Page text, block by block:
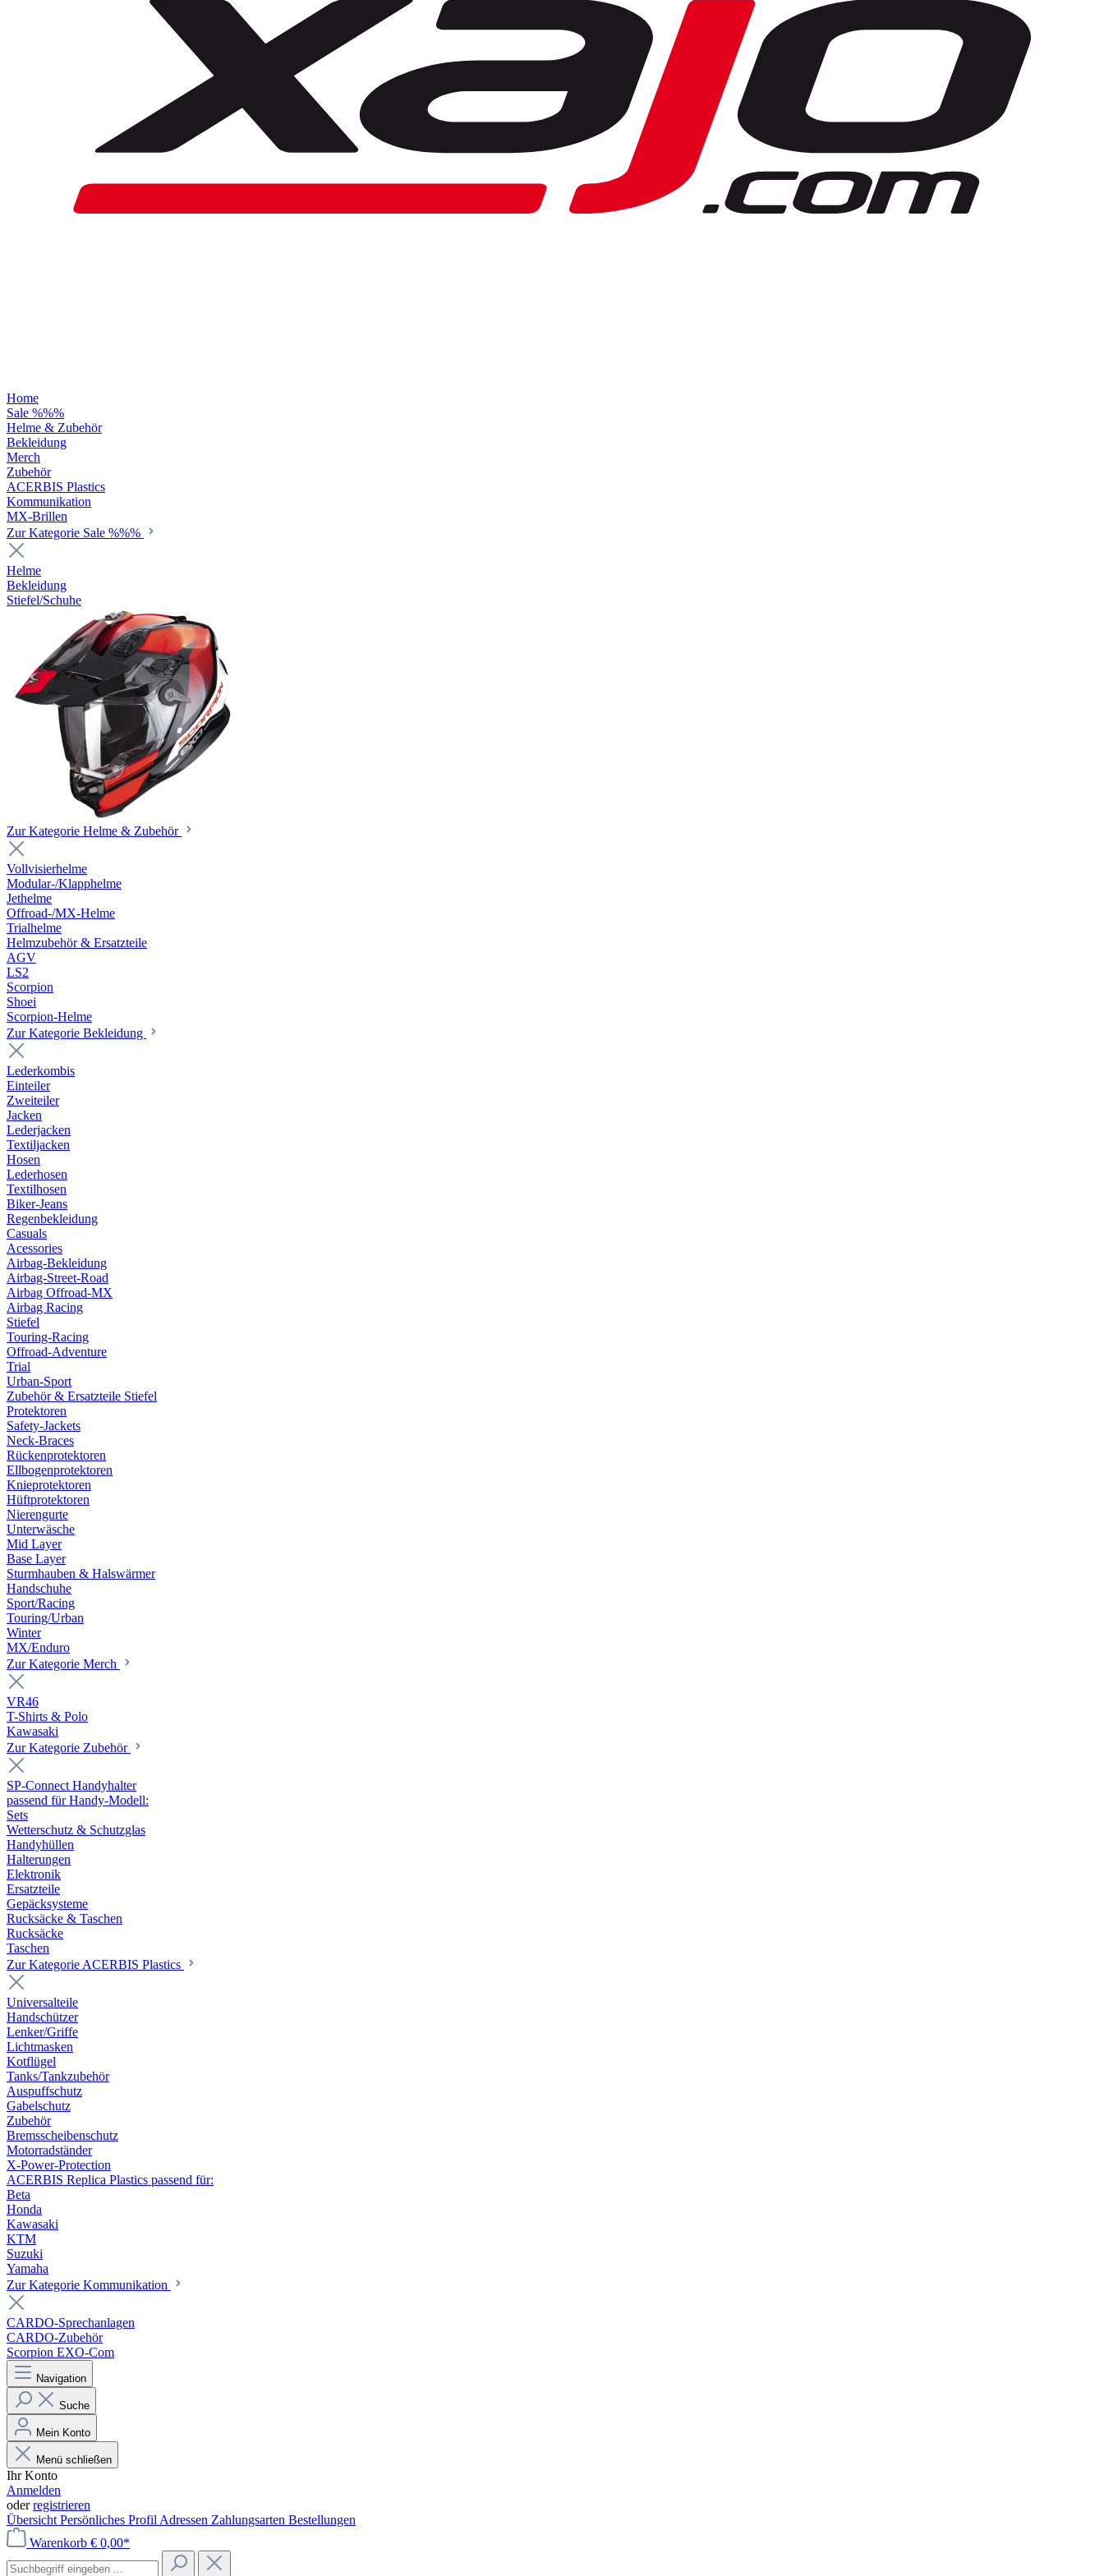
Home
Sale %%%
Helme & Zubehör
Bekleidung
Merch
Zubehör
ACERBIS Plastics
Kommunikation
MX-Brillen
Zur Kategorie Sale %%%
Helme
Bekleidung
Stiefel/Schuhe
Zur Kategorie Helme & Zubehör
Vollvisierhelme
Modular-/Klapphelme
Jethelme
Offroad-/MX-Helme
Trialhelme
Helmzubehör & Ersatzteile
AGV
LS2
Scorpion
Shoei
Scorpion-Helme
Zur Kategorie Bekleidung
Lederkombis
Einteiler
Zweiteiler
Jacken
Lederjacken
Textiljacken
Hosen
Lederhosen
Textilhosen
Biker-Jeans
Regenbekleidung
Casuals
Acessories
Airbag-Bekleidung
Airbag-Street-Road
Airbag Offroad-MX
Airbag Racing
Stiefel
Touring-Racing
Offroad-Adventure
Trial
Urban-Sport
Zubehör & Ersatzteile Stiefel
Protektoren
Safety-Jackets
Neck-Braces
Rückenprotektoren
Ellbogenprotektoren
Knieprotektoren
Hüftprotektoren
Nierengurte
Unterwäsche
Mid Layer
Base Layer
Sturmhauben & Halswärmer
Handschuhe
Sport/Racing
Touring/Urban
Winter
MX/Enduro
Zur Kategorie Merch
VR46
T-Shirts & Polo
Kawasaki
Zur Kategorie Zubehör
SP-Connect Handyhalter
passend für Handy-Modell:
Sets
Wetterschutz & Schutzglas
Handyhüllen
Halterungen
Elektronik
Ersatzteile
Gepäcksysteme
Rucksäcke & Taschen
Rucksäcke
Taschen
Zur Kategorie ACERBIS Plastics
Universalteile
Handschützer
Lenker/Griffe
Lichtmasken
Kotflügel
Tanks/Tankzubehör
Auspuffschutz
Gabelschutz
Zubehör
Bremsscheibenschutz
Motorradständer
X-Power-Protection
ACERBIS Replica Plastics passend für:
Beta
Honda
Kawasaki
KTM
Suzuki
Yamaha
Zur Kategorie Kommunikation
CARDO-Sprechanlagen
CARDO-Zubehör
Scorpion EXO-Com
Navigation
Suche
Mein Konto
Menü schließen
Ihr Konto
Anmelden
oderregistrieren
Übersicht Persönliches Profil Adressen Zahlungsarten Bestellungen
Warenkorb € 0,00*